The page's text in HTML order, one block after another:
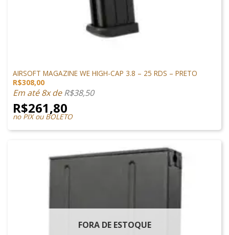
AIRSOFT MAGAZINE WE HIGH-CAP 3.8 – 25 RDS – PRETO
R$308,00
Em até 8x deR$38,50
R$261,80
no PIX ou BOLETO
FORA DE ESTOQUE